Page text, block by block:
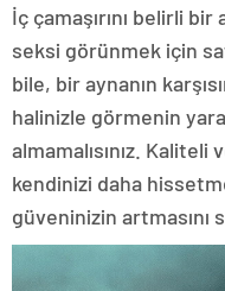
İç çamaşırını belirli
seksi görünmek için
bile, bir aynanın
halinizle görmenin
almamalısınız. Kaliteli
kendinizi daha
güveninizin artmasını